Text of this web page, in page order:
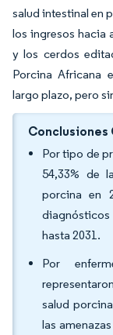
salud intestinal en
los ingresos
y los cerdos
Porcina Africana
largo plazo, pero
Conclusiones
Por tipo de
54,33% de
porcina en
hasta 2031.
Por
salud
las